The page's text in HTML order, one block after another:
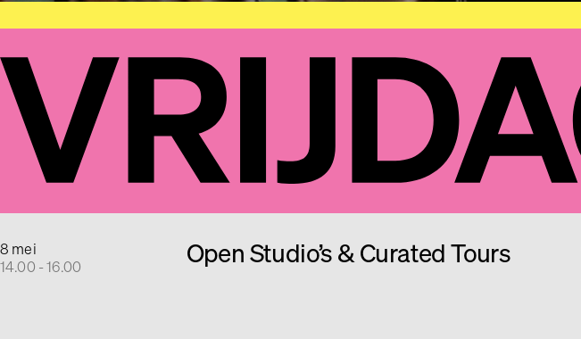
8 mei
14.00 - 16.00 Open Studio’s & Curated Tours